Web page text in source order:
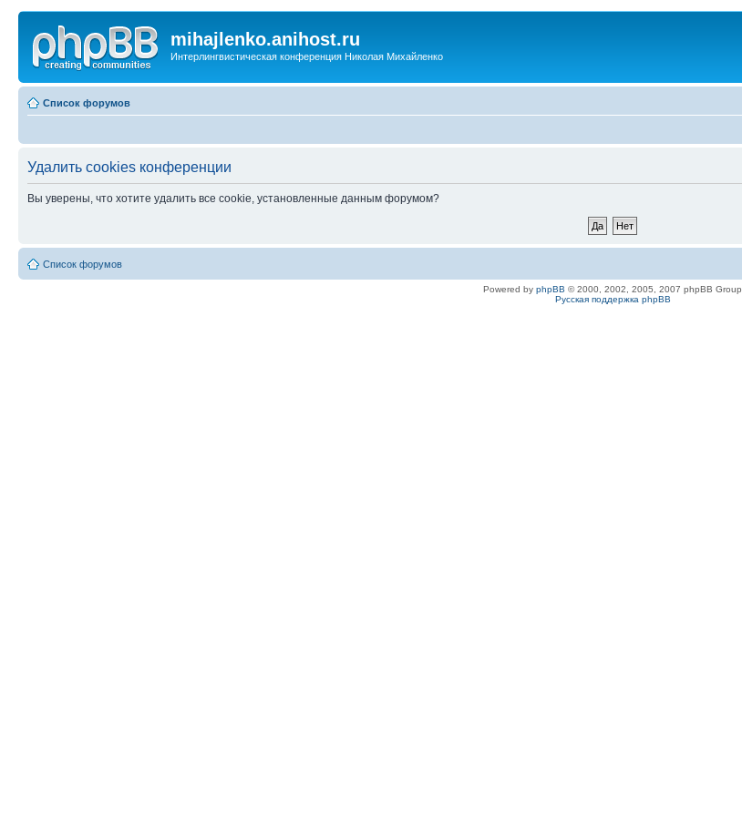
mihajlenko.anihost.ru
Интерлингвистическая конференция Николая Михайленко
Список форумов
Удалить cookies конференции
Вы уверены, что хотите удалить все cookie, установленные данным форумом?
Список форумов
Powered by phpBB © 2000, 2002, 2005, 2007 phpBB Group
Русская поддержка phpBB